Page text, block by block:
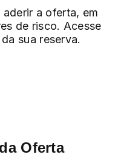
a oferta, em
de risco. Acesse
sua reserva.
Oferta